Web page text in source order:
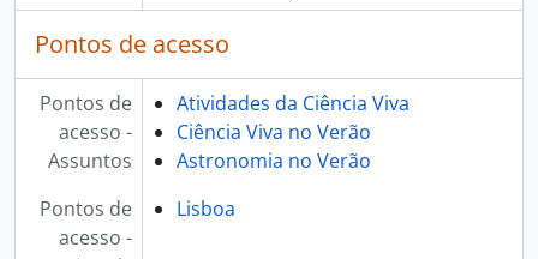
Pontos de acesso
Pontos de
acesso -
Assuntos
Atividades da Ciência Viva
Ciência Viva no Verão
Astronomia no Verão
Pontos de
acesso -
Lisboa